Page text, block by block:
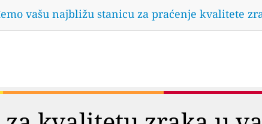
vašu najbližu stanicu za praćenje kvalitete